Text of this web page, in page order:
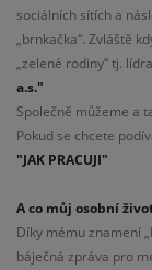
sociálních sítích a
„brnkačka“. Zvláště
„zelené rodiny“ tj.
a.s."
Společně můžeme a
Pokud se chcete
"JAK PRACUJI"
A co můj osobní
Díky mému znamení
báječná zpráva pro